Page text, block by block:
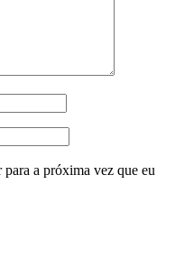
para a próxima vez que eu